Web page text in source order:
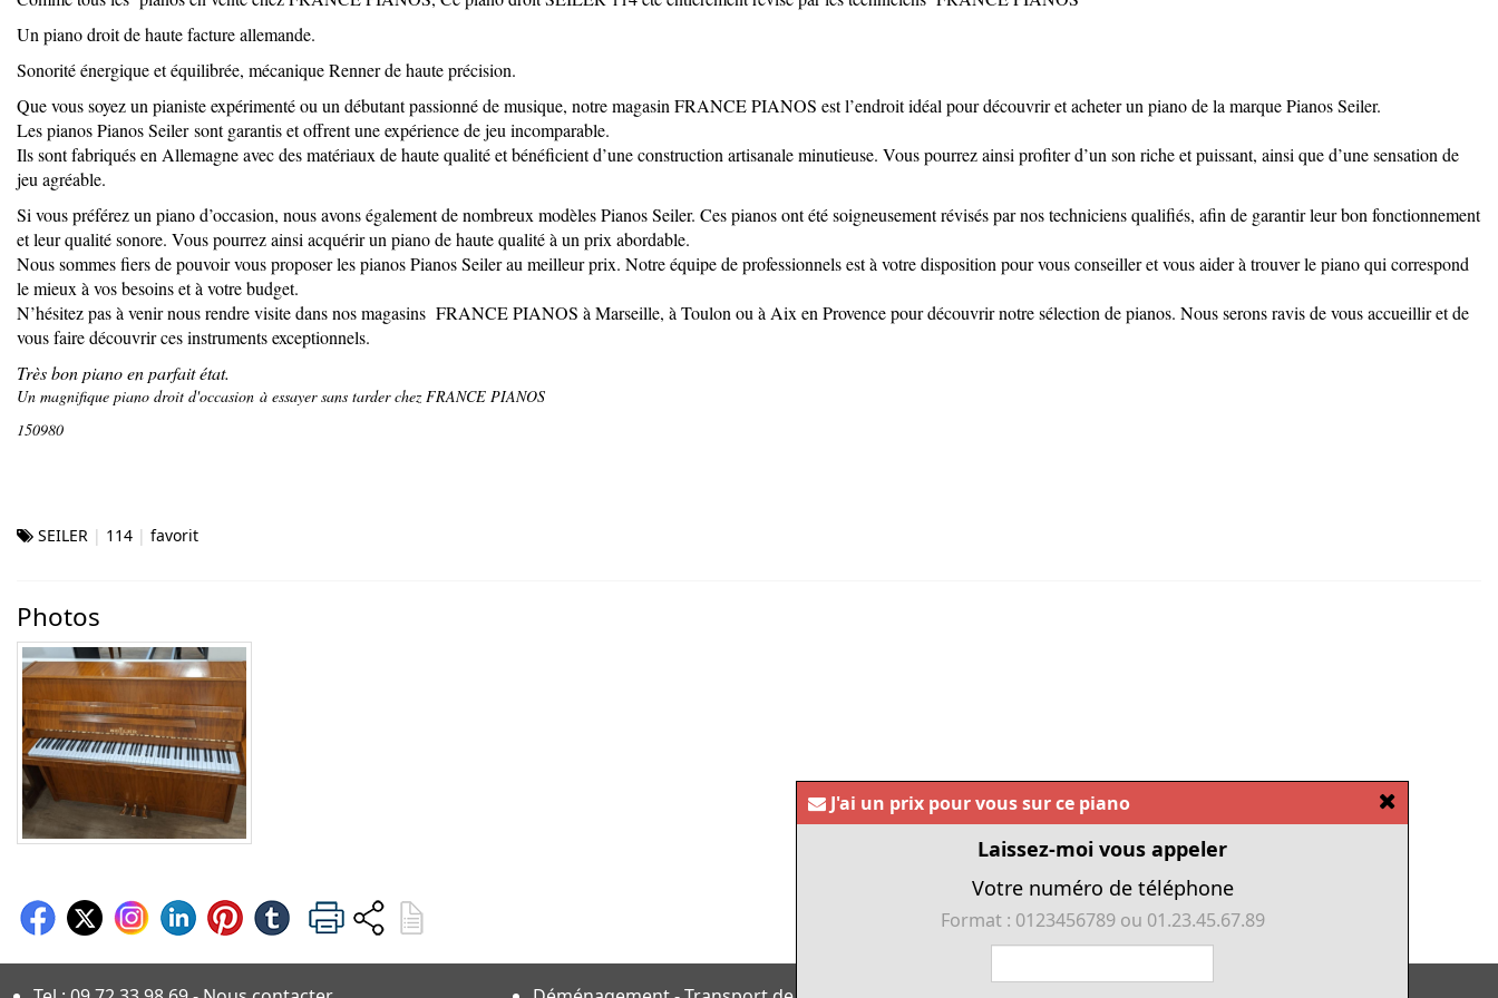
Un piano droit de haute facture allemande.
Sonorité énergique et équilibrée, mécanique Renner de haute précision.
Que vous soyez un pianiste expérimenté ou un débutant passionné de musique, notre magasin FRANCE PIANOS est l’endroit idéal pour découvrir et acheter un piano de la marque Pianos Seiler.
Les pianos Pianos Seiler sont garantis et offrent une expérience de jeu incomparable.
Ils sont fabriqués en Allemagne avec des matériaux de haute qualité et bénéficient d’une construction artisanale minutieuse. Vous pourrez ainsi profiter d’un son riche et puissant, ainsi que d’une sensation de
jeu agréable.
Si vous préférez un piano d’occasion, nous avons également de nombreux modèles Pianos Seiler. Ces pianos ont été soigneusement révisés par nos techniciens qualifiés, afin de garantir leur bon fonctionnement
et leur qualité sonore. Vous pourrez ainsi acquérir un piano de haute qualité à un prix abordable.
Nous sommes fiers de pouvoir vous proposer les pianos Pianos Seiler au meilleur prix. Notre équipe de professionnels est à votre disposition pour vous conseiller et vous aider à trouver le piano qui correspond
le mieux à vos besoins et à votre budget.
N’hésitez pas à venir nous rendre visite dans nos magasins FRANCE PIANOS à Marseille, à Toulon ou à Aix en Provence pour découvrir notre sélection de pianos. Nous serons ravis de vous accueillir et de
vous faire découvrir ces instruments exceptionnels.
Très bon piano en parfait état.
Un magnifique piano droit d'occasion à essayer sans tarder chez FRANCE PIANOS
150980
SEILER 114 favorit
Photos
J'ai un prix pour vous sur ce piano
Laissez-moi vous appeler
Votre numéro de téléphone
Format : 0123456789 ou 01.23.45.67.89